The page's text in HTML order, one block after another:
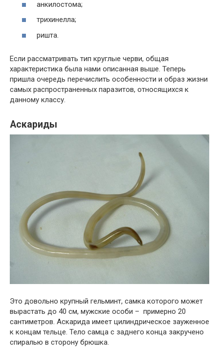
анкилостома;
трихинелла;
ришта.
Если рассматривать тип круглые черви, общая
характеристика была нами описанная выше. Теперь
пришла очередь перечислить особенности и образ жизни
самых распространенных паразитов, относящихся к
данному классу.
Аскариды
Это довольно крупный гельминт, самка которого может
вырастать до 40 см, мужские особи – примерно 20
сантиметров. Аскарида имеет цилиндрическое зауженное
к концам тельце. Тело самца с заднего конца закручено
спиралью в сторону брюшка.